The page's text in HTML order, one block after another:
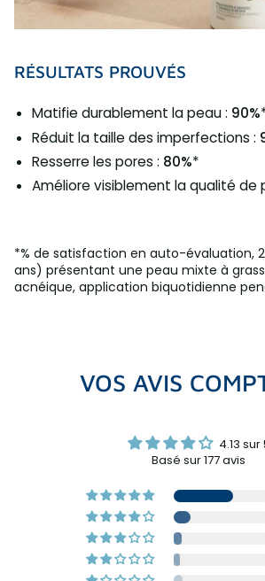
RÉSULTATS PROUVÉS
Matifie durablement la peau : 90%
Réduit la taille des imperfections :
Resserre les pores : 80%*
Améliore visiblement la qualité de
*% de satisfaction en auto-évaluation,
ans) présentant une peau mixte à
acnéique, application biquotidienne
VOS AVIS
4.13 sur
Basé sur 177 avis